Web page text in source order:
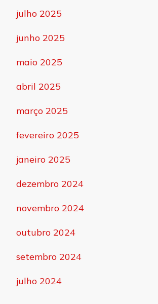
julho 2025
junho 2025
maio 2025
abril 2025
março 2025
fevereiro 2025
janeiro 2025
dezembro 2024
novembro 2024
outubro 2024
setembro 2024
julho 2024